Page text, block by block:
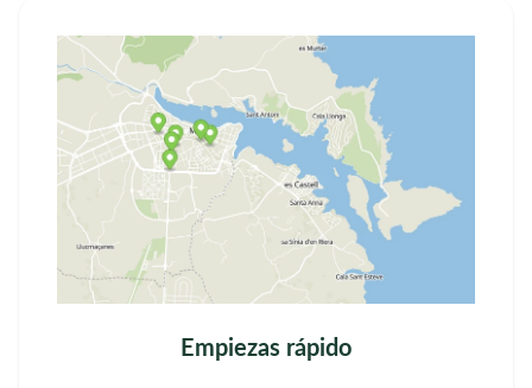
Empiezas rápido